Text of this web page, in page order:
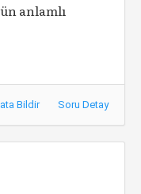
anlamlı
Bildir Soru Detay